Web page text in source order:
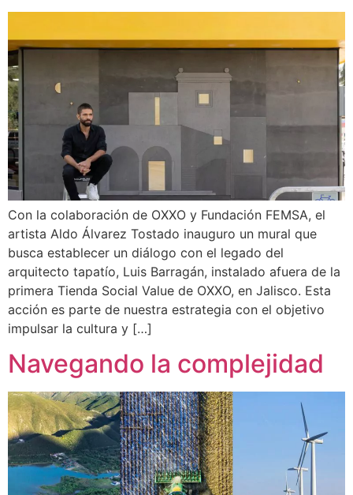
Con la colaboración de OXXO y Fundación FEMSA, el
artista Aldo Álvarez Tostado inauguro un mural que
busca establecer un diálogo con el legado del
arquitecto tapatío, Luis Barragán, instalado afuera de la
primera Tienda Social Value de OXXO, en Jalisco. Esta
acción es parte de nuestra estrategia con el objetivo
impulsar la cultura y […]
Navegando la complejidad